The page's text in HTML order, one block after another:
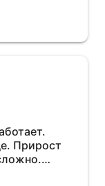
Прирост
что